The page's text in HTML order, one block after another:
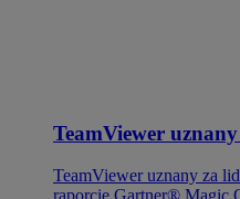
TeamViewer
TeamViewer uznany za